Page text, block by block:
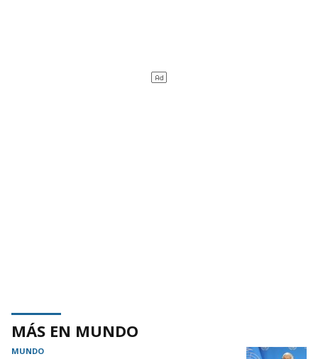
MÁS EN MUNDO
MUNDO